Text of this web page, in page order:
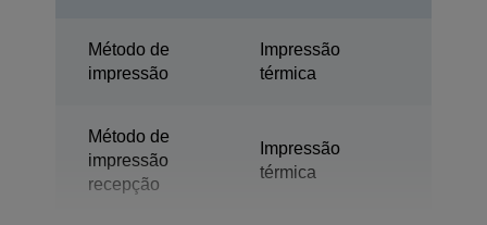
Método de
impressão
Impressão
térmica
Método de
impressão
recepção
Impressão
térmica